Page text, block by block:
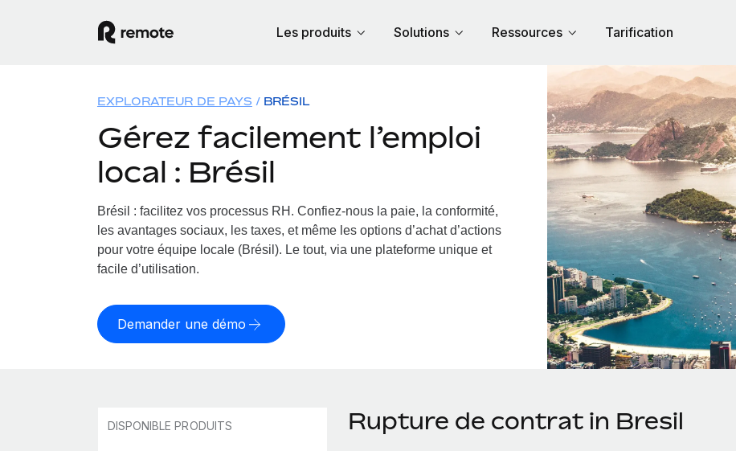
Les produits Solutions Ressources Tarification
EXPLORATEUR DE PAYS BRÉSIL
Gérez facilement l’emploi
local : Brésil
Brésil : facilitez vos processus RH. Confiez-nous la paie, la conformité,
les avantages sociaux, les taxes, et même les options d’achat d’actions
pour votre équipe locale (Brésil). Le tout, via une plateforme unique et
facile d’utilisation.
Demander une démo
DISPONIBLE PRODUITS Rupture de contrat in Bresil